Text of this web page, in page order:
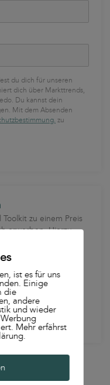
du dich für unseren
dich über Markttrends,
Du kannst dein
Mit dem Absenden
zu
zu einem Preis
erwerben. Hierzu
den Betrag per
Innerhalb von 24
das KI-Social Toolkit
–
ist es für uns
Einige
die
andere
und wieder
Mehr erfährst